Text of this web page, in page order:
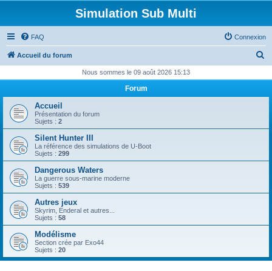
Simulation Sub Multi
FAQ Connexion
Accueil du forum
h
r
Nous sommes le 09 août 2026 15:13
Forum
Accueil
Présentation du forum
Sujets : 2
Silent Hunter III
La référence des simulations de U-Boot
Sujets : 299
Dangerous Waters
La guerre sous-marine moderne
Sujets : 539
Autres jeux
Skyrim, Enderal et autres...
Sujets : 58
Modélisme
Section crée par Exo44
Sujets : 20